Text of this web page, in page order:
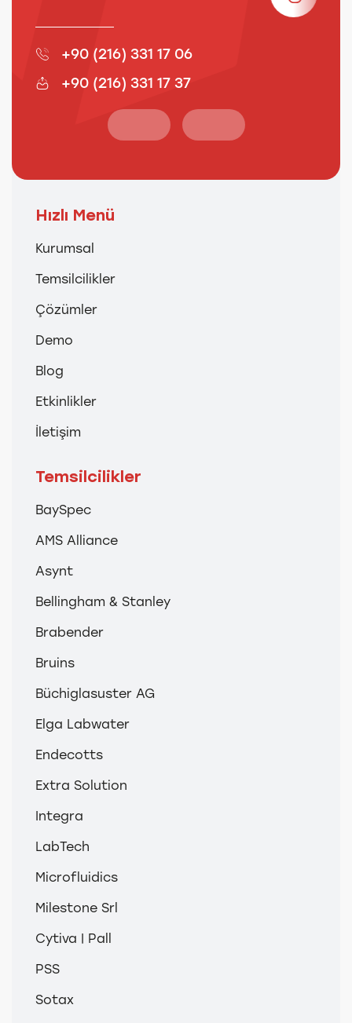
+90 (216) 331 17 06
+90 (216) 331 17 37
Hızlı Menü
Kurumsal
Temsilcilikler
Çözümler
Demo
Blog
Etkinlikler
İletişim
Temsilcilikler
BaySpec
AMS Alliance
Asynt
Bellingham & Stanley
Brabender
Bruins
Büchiglasuster AG
Elga Labwater
Endecotts
Extra Solution
Integra
LabTech
Microfluidics
Milestone Srl
Cytiva | Pall
PSS
Sotax